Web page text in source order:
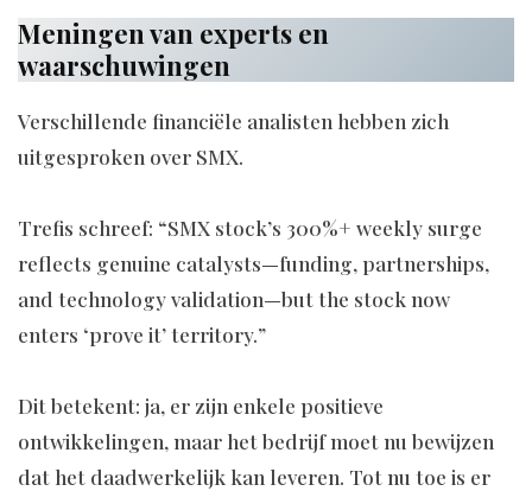
Meningen van experts en
waarschuwingen
Verschillende financiële analisten hebben zich
uitgesproken over SMX.
Trefis schreef: “SMX stock’s 300%+ weekly surge
reflects genuine catalysts—funding, partnerships,
and technology validation—but the stock now
enters ‘prove it’ territory.”
Dit betekent: ja, er zijn enkele positieve
ontwikkelingen, maar het bedrijf moet nu bewijzen
dat het daadwerkelijk kan leveren. Tot nu toe is er